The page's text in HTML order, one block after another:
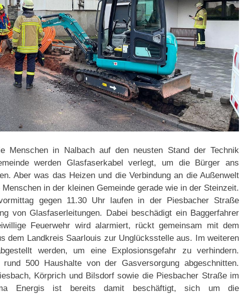
Menschen in Nalbach auf den neusten Stand der Technik
werden Glasfaserkabel verlegt, um die Bürger ans
Aber was das Heizen und die Verbindung an die Außenwelt
in der kleinen Gemeinde gerade wie in der Steinzeit.
gegen 11.30 Uhr laufen in der Piesbacher Straße
von Glasfaserleitungen. Dabei beschädigt ein Baggerfahrer
Feuerwehr wird alarmiert, rückt gemeinsam mit dem
dem Landkreis Saarlouis zur Unglücksstelle aus. Im weiteren
werden, um eine Explosionsgefahr zu verhindern.
500 Haushalte von der Gasversorgung abgeschnitten.
Körprich und Bilsdorf sowie die Piesbacher Straße im
Energis ist bereits damit beschäftigt, sich um die